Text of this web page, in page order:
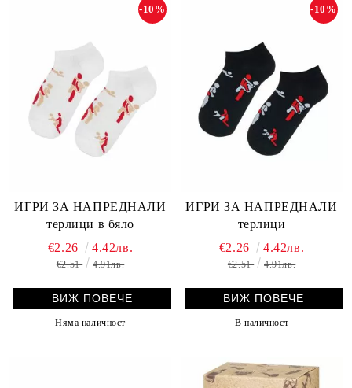
ИГРИ ЗА НАПРЕДНАЛИ
терлици в бяло
-10%
€2.26 4.42лв.
€2.51 4.91лв.
ВИЖ ПОВЕЧЕ
Няма наличност
ИГРИ ЗА НАПРЕДНАЛИ
терлици
-10%
€2.26 4.42лв.
€2.51 4.91лв.
ВИЖ ПОВЕЧЕ
В наличност